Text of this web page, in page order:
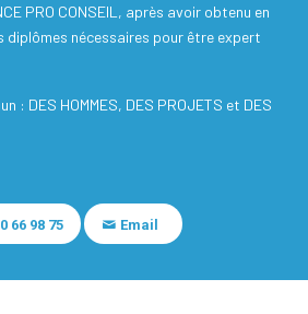
PRO CONSEIL, après avoir obtenu en
diplômes nécessaires pour être expert
: DES HOMMES, DES PROJETS et DES
66 98 75 Email